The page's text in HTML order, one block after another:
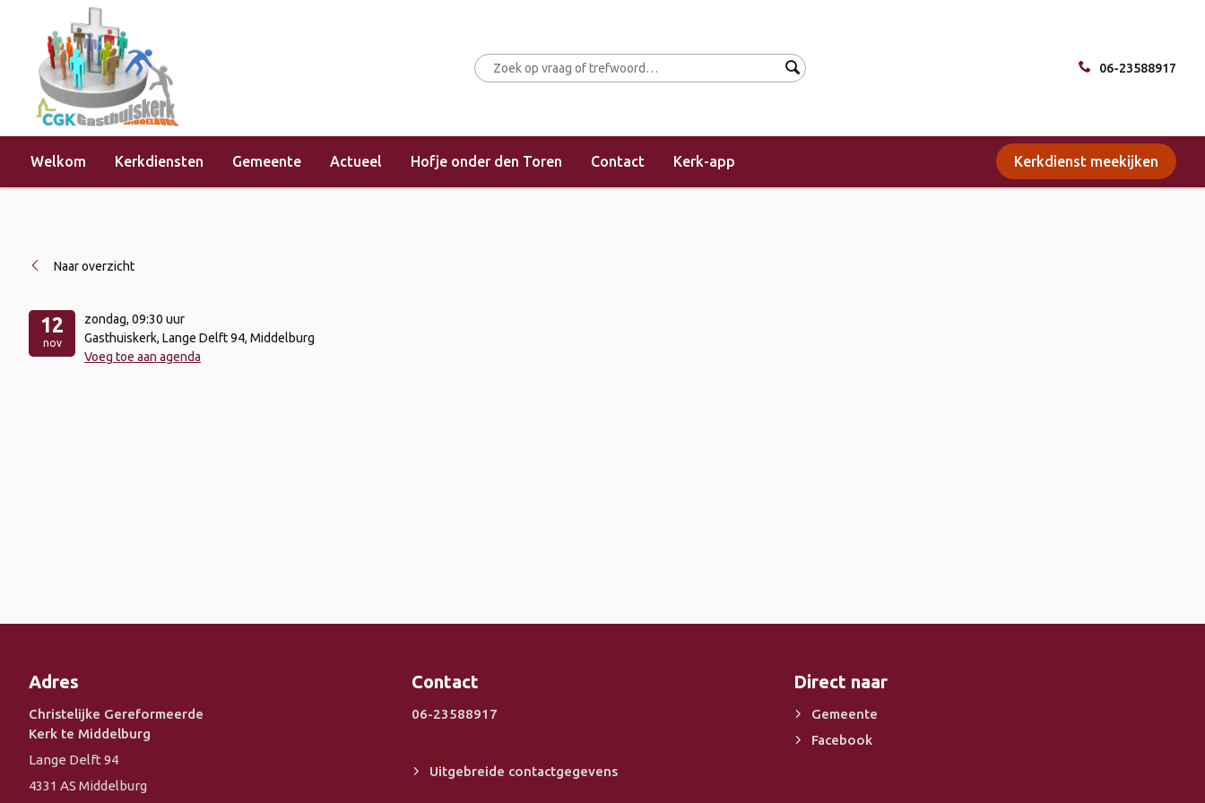
06-23588917
Welkom Kerkdiensten Gemeente Actueel Hofje onder den Toren Contact Kerk-app Kerkdienst meekijken
Home »Evenementen »Kerkdienst (morgendienst)
Naar overzicht
12
nov
zondag, 09:30 uur
Gasthuiskerk, Lange Delft 94, Middelburg
Voeg toe aan agenda
Adres
Christelijke Gereformeerde
Kerk te Middelburg
Lange Delft 94
4331 AS Middelburg
Contact
06-23588917
Uitgebreide contactgegevens
Direct naar
Gemeente
Facebook